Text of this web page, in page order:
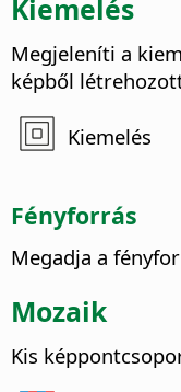
Kiemelés
Megjeleníti a
képből
Kiemelés
Fényforrás
Megadja a
Mozaik
Kis